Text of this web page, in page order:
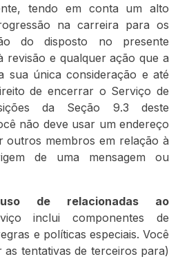
tendo em conta um alto
na carreira para os
do disposto no presente
revisão e qualquer ação que a
sua única consideração e até
de encerrar o Serviço de
da Seção 9.3 deste
não deve usar um endereço
outros membros em relação à
de uma mensagem ou
de relacionadas ao
inclui componentes de
e políticas especiais. Você
tentativas de terceiros para)